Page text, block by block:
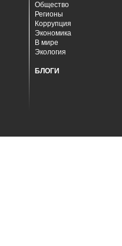
Общество
Регионы
Коррупция
Экономика
В мире
Экология
БЛОГИ